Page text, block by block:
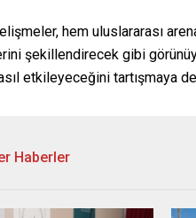
hem uluslararası
şekillendirecek gibi
etkileyeceğini tartışmaya
Haberler